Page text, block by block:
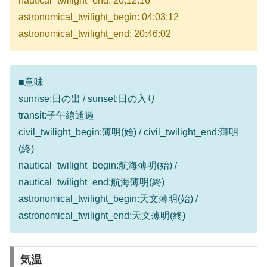
astronomical_twilight_begin: 04:03:12
astronomical_twilight_end: 20:46:02
■意味
sunrise:日の出 / sunset:日の入り
transit:子午線通過
civil_twilight_begin:薄明(始) / civil_twilight_end:薄明
(終)
nautical_twilight_begin:航海薄明(始) /
nautical_twilight_end:航海薄明(終)
astronomical_twilight_begin:天文薄明(始) /
astronomical_twilight_end:天文薄明(終)
気温